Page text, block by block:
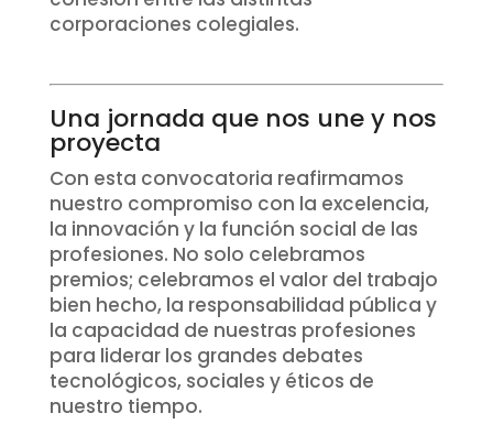
corporaciones colegiales.
Una jornada que nos une y nos
proyecta
Con esta convocatoria reafirmamos
nuestro compromiso con la excelencia,
la innovación y la función social de las
profesiones. No solo celebramos
premios; celebramos el valor del trabajo
bien hecho, la responsabilidad pública y
la capacidad de nuestras profesiones
para liderar los grandes debates
tecnológicos, sociales y éticos de
nuestro tiempo.